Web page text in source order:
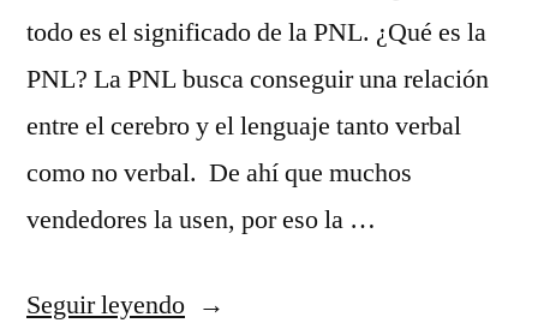
todo es el significado de la PNL. ¿Qué es la
PNL? La PNL busca conseguir una relación
entre el cerebro y el lenguaje tanto verbal
como no verbal. De ahí que muchos
vendedores la usen, por eso la …
Seguir leyendo«Por